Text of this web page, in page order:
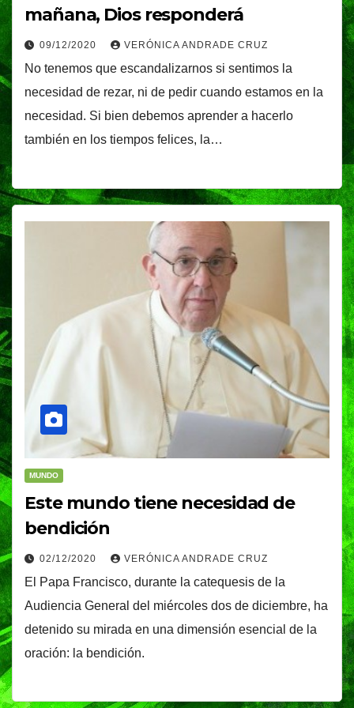
mañana, Dios responderá
09/12/2020 VERÓNICA ANDRADE CRUZ
No tenemos que escandalizarnos si sentimos la
necesidad de rezar, ni de pedir cuando estamos en la
necesidad. Si bien debemos aprender a hacerlo
también en los tiempos felices, la…
MUNDO
Este mundo tiene necesidad de
bendición
02/12/2020 VERÓNICA ANDRADE CRUZ
El Papa Francisco, durante la catequesis de la
Audiencia General del miércoles dos de diciembre, ha
detenido su mirada en una dimensión esencial de la
oración: la bendición.